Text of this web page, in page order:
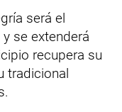
será el
se extenderá
recupera su
tradicional